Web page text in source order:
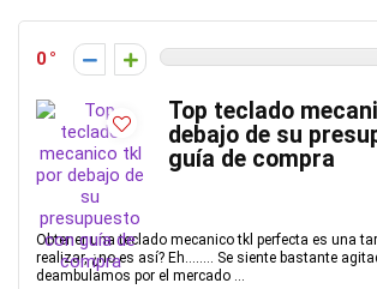
0
Top teclado
debajo de su
guía de compra
Obtener una teclado mecanico tkl perfecta es una
realizar, ¿no es así? Eh…….. Se siente bastante
deambulamos por el mercado ...